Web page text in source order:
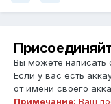
Вы можете написать
Если у вас есть
от имени своего
Примечание: Ваш